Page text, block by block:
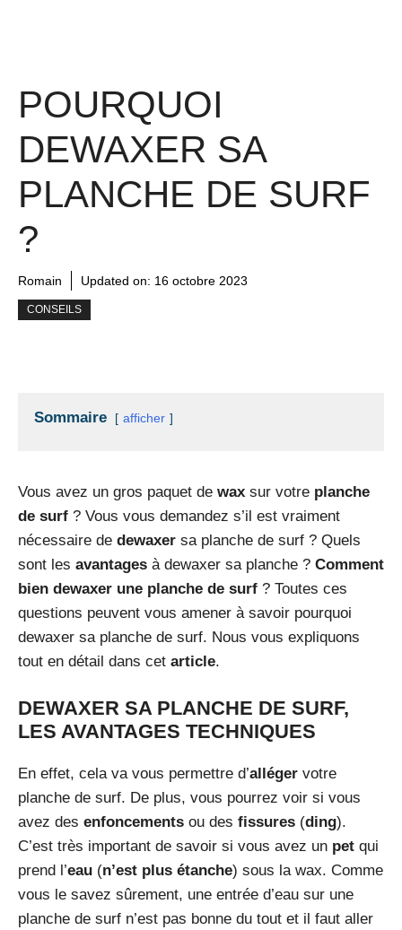
POURQUOI
DEWAXER SA
PLANCHE DE SURF
?
Romain Updated on: 16 octobre 2023
CONSEILS
Sommaire afficher
Vous avez un gros paquet de wax sur votre planche
de surf ? Vous vous demandez s’il est vraiment
nécessaire de dewaxer sa planche de surf ? Quels
sont les avantages à dewaxer sa planche ? Comment
bien dewaxer une planche de surf ? Toutes ces
questions peuvent vous amener à savoir pourquoi
dewaxer sa planche de surf. Nous vous expliquons
tout en détail dans cet article.
DEWAXER SA PLANCHE DE SURF,
LES AVANTAGES TECHNIQUES
En effet, cela va vous permettre d’alléger votre
planche de surf. De plus, vous pourrez voir si vous
avez des enfoncements ou des fissures (ding).
C’est très important de savoir si vous avez un pet qui
prend l’eau (n’est plus étanche) sous la wax. Comme
vous le savez sûrement, une entrée d’eau sur une
planche de surf n’est pas bonne du tout et il faut aller